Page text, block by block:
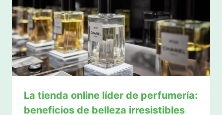
La tienda online líder de perfumería:
beneficios de belleza irresistibles